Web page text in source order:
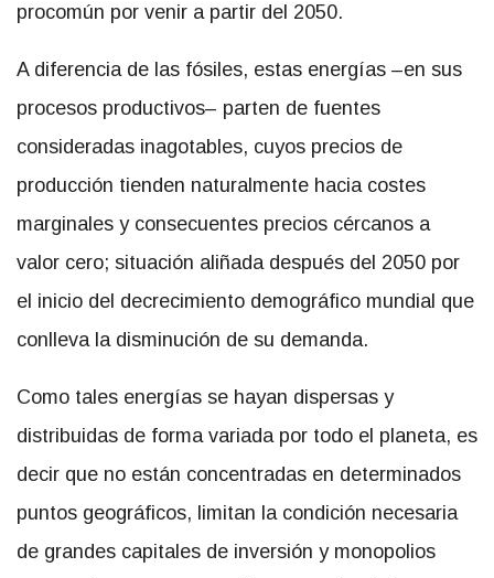
procomún por venir a partir del 2050.
A diferencia de las fósiles, estas energías –en sus
procesos productivos– parten de fuentes
consideradas inagotables, cuyos precios de
producción tienden naturalmente hacia costes
marginales y consecuentes precios cércanos a
valor cero; situación aliñada después del 2050 por
el inicio del decrecimiento demográfico mundial que
conlleva la disminución de su demanda.
Como tales energías se hayan dispersas y
distribuidas de forma variada por todo el planeta, es
decir que no están concentradas en determinados
puntos geográficos, limitan la condición necesaria
de grandes capitales de inversión y monopolios